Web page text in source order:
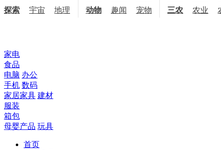
探索
宇宙 地理 天文
动物 趣闻 宠物 三农 农业
家电
食品
电脑 办公
手机 数码
家居家具 建材
服装
箱包
母婴产品 玩具
首页